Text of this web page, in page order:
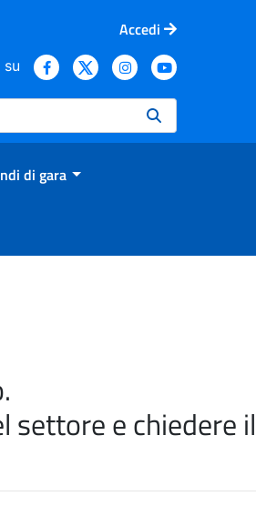
Accedi
su
di gara
settore e chiedere il